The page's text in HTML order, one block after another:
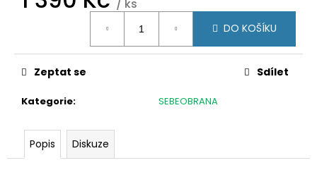
/ ks
DO KOŠÍKU
Kategorie: SEBEOBRANA
Zeptat se Sdílet
Popis Diskuze
u
č
m